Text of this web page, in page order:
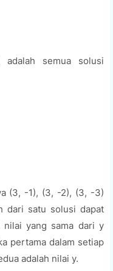
semua solusi
(3, -1), (3, -2), (3, -3)
dari satu solusi dapat
yang sama dari y
pertama dalam setiap
adalah nilai y.